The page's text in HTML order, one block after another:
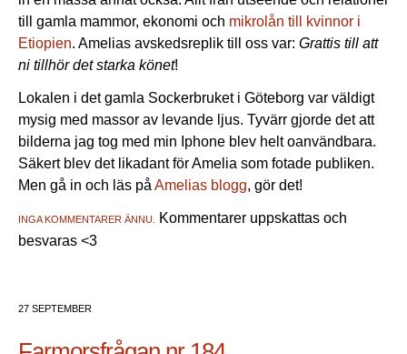
till gamla mammor, ekonomi och mikrolån till kvinnor i
Etiopien. Amelias avskedsreplik till oss var: Grattis till att
ni tillhör det starka könet!
Lokalen i det gamla Sockerbruket i Göteborg var väldigt
mysig med massor av levande ljus. Tyvärr gjorde det att
bilderna jag tog med min Iphone blev helt oanvändbara.
Säkert blev det likadant för Amelia som fotade publiken.
Men gå in och läs påAmelias blogg, gör det!
INGA KOMMENTARER ÄNNU. Kommentarer uppskattas och
besvaras <3
27 SEPTEMBER